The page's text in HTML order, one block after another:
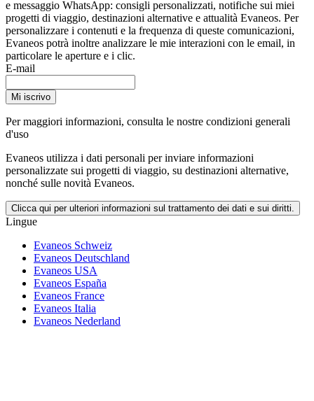
e messaggio WhatsApp: consigli personalizzati, notifiche sui miei
progetti di viaggio, destinazioni alternative e attualità Evaneos. Per
personalizzare i contenuti e la frequenza di queste comunicazioni,
Evaneos potrà inoltre analizzare le mie interazioni con le email, in
particolare le aperture e i clic.
E-mail
Mi iscrivo
Per maggiori informazioni, consulta le nostre condizioni generali
d'uso
Evaneos utilizza i dati personali per inviare informazioni
personalizzate sui progetti di viaggio, su destinazioni alternative,
nonché sulle novità Evaneos.
Clicca qui per ulteriori informazioni sul trattamento dei dati e sui diritti.
Lingue
Evaneos Schweiz
Evaneos Deutschland
Evaneos USA
Evaneos España
Evaneos France
Evaneos Italia
Evaneos Nederland